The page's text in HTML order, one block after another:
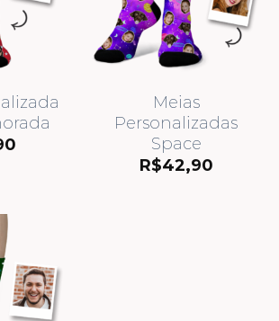
Meias
Personalizadas
Space
R$42,90